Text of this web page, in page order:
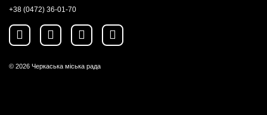
+38 (0472) 36-01-70
© 2026 Черкаська міська рада